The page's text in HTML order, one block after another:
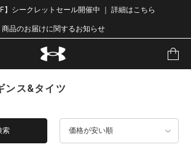
】シークレットセール開催中 ｜ 詳細はこちら
商品のお届けに関するお知らせ
ンス&タイツ
索 価格が安い順